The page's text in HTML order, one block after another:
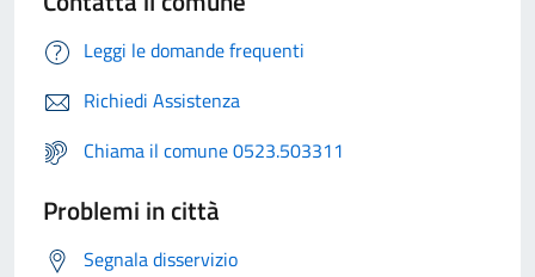
Leggi le domande frequenti
Richiedi Assistenza
Chiama il comune 0523.503311
Problemi in città
Segnala disservizio